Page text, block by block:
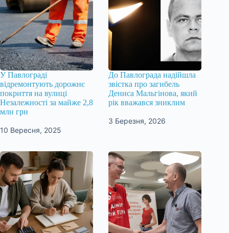
У Павлограді
відремонтують дорожнє
покриття на вулиці
Незалежності за майже 2,8
млн грн
10 Вересня, 2025
До Павлограда надійшла
звістка про загибель
Дениса Мальгінова, який
рік вважався зниклим
3 Березня, 2026